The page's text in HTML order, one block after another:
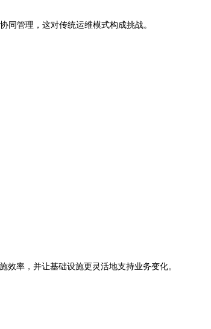
管理，这对传统运维模式构成挑战。
率，并让基础设施更灵活地支持业务变化。